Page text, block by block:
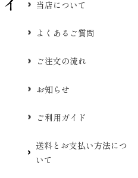
当店について
よくあるご質問
ご注文の流れ
お知らせ
ご利用ガイド
送料とお支払い方法につ
いて